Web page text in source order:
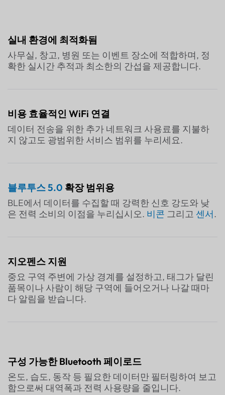
실내 환경에 최적화됨
사무실, 창고, 병원 또는 이벤트 장소에 적합하며, 정
확한 실시간 추적과 최소한의 간섭을 제공합니다.
비용 효율적인 WiFi 연결
데이터 전송을 위한 추가 네트워크 사용료를 지불하
지 않고도 광범위한 서비스 범위를 누리세요.
블루투스 5.0 확장 범위용
BLE에서 데이터를 수집할 때 강력한 신호 강도와 낮
은 전력 소비의 이점을 누리십시오. 비콘 그리고 센서.
지오펜스 지원
중요 구역 주변에 가상 경계를 설정하고, 태그가 달린
품목이나 사람이 해당 구역에 들어오거나 나갈 때마
다 알림을 받습니다.
구성 가능한 Bluetooth 페이로드
온도, 습도, 동작 등 필요한 데이터만 필터링하여 보고
함으로써 대역폭과 전력 사용량을 줄입니다.